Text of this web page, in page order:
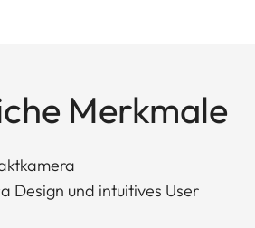
Merkmale
Design und intuitives User